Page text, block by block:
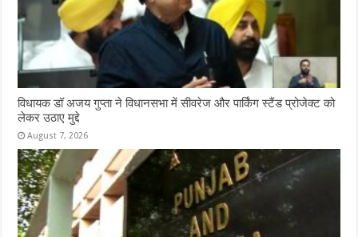
विधायक डॉ अजय गुप्ता ने विधानसभा में सीवरेज और पार्किंग स्टैंड प्रोजेक्ट को
लेकर उठाए मुद्दे
August 7, 2026